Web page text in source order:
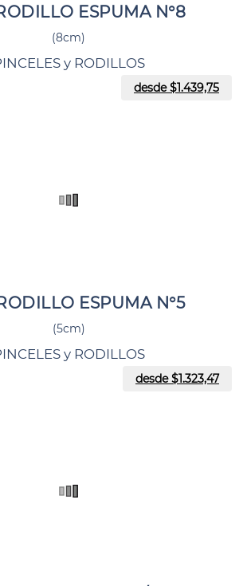
ESPUMA N°8
(8cm)
y RODILLOS
desde $1.439,75
ESPUMA N°5
(5cm)
y RODILLOS
desde $1.323,47